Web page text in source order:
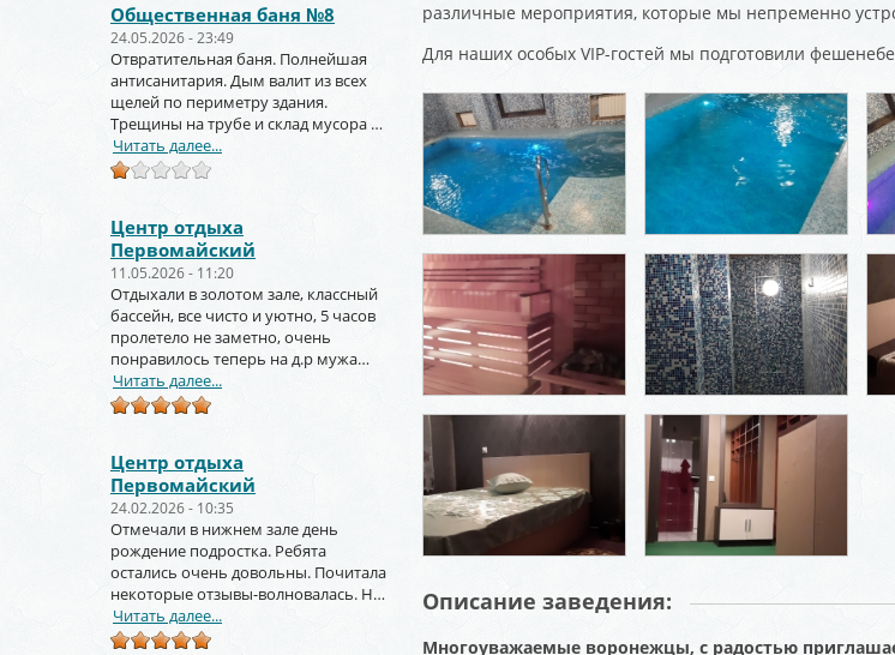
Общественная баня №8
24.05.2026 - 23:49
Отвратительная баня. Полнейшая
антисанитария. Дым валит из всех
щелей по периметру здания.
Трещины на трубе и склад мусора за
торцом зданиями.
Читать далее...
Центр отдыха
Первомайский
11.05.2026 - 11:20
Отдыхали в золотом зале, классный
бассейн, все чисто и уютно, 5 часов
пролетело не заметно, очень
понравилось теперь на д.р мужа
тоже будем заказывать
Читать далее...
Центр отдыха
Первомайский
24.02.2026 - 10:35
Отмечали в нижнем зале день
рождение подростка. Ребята
остались очень довольны. Почитала
некоторые отзывы-волновалась. Но
зря. Крутое место.
Читать далее...
различные мероприятия, которые мы непременно
Для наших особых VIP-гостей мы подготовили
Описание заведения:
Многоуважаемые воронежцы, с радостью